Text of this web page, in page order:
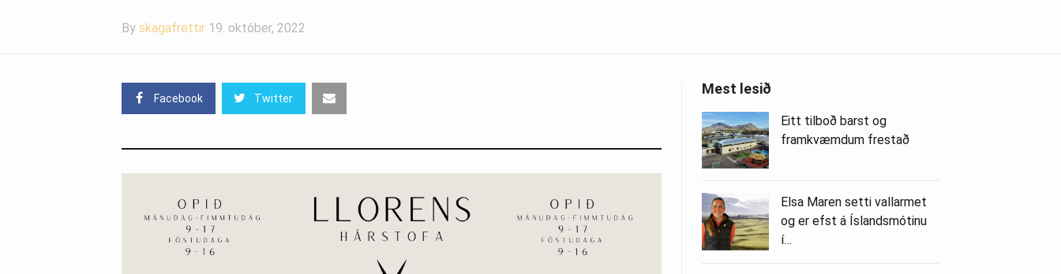
By skagafrettir 19. október, 2022
Facebook Twitter
Mest lesið
Eitt tilboð barst og
framkvæmdum frestað
Elsa Maren setti vallarmet
og er efst á Íslandsmótinu
í…